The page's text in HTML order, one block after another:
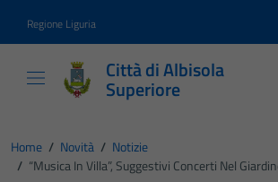
Regione Liguria
Città di Albisola
Superiore
Home / Novità / Notizie
/ “Musica In Villa”, Suggestivi Concerti Nel